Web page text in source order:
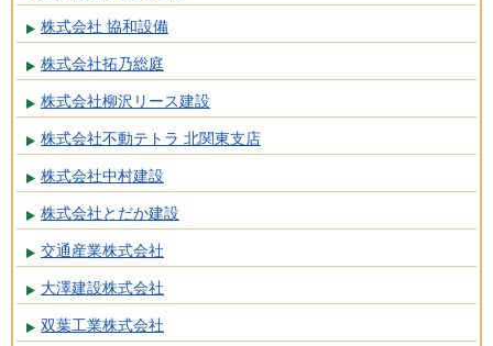
株式会社 協和設備
株式会社拓乃総庭
株式会社柳沢リース建設
株式会社不動テトラ 北関東支店
株式会社中村建設
株式会社とだか建設
交通産業株式会社
大澤建設株式会社
双葉工業株式会社